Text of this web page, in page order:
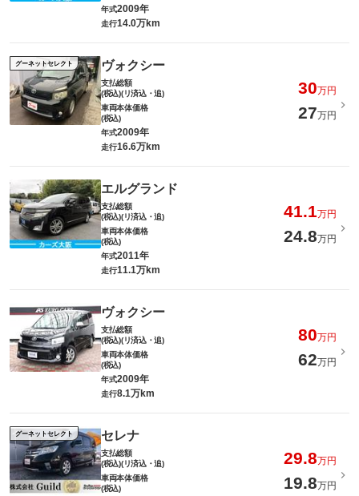
年式2009年
走行14.0万km
グーネットセレクト ヴォクシー
支払総額
(税込)(リ済込・追)
30万円
車両本体価格
(税込)
27万円
年式2009年
走行16.6万km
エルグランド
支払総額
(税込)(リ済込・追)
41.1万円
車両本体価格
(税込)
24.8万円
年式2011年
走行11.1万km
ヴォクシー
支払総額
(税込)(リ済込・追)
80万円
車両本体価格
(税込)
62万円
年式2009年
走行8.1万km
グーネットセレクト セレナ
支払総額
(税込)(リ済込・追)
29.8万円
車両本体価格
(税込)
19.8万円